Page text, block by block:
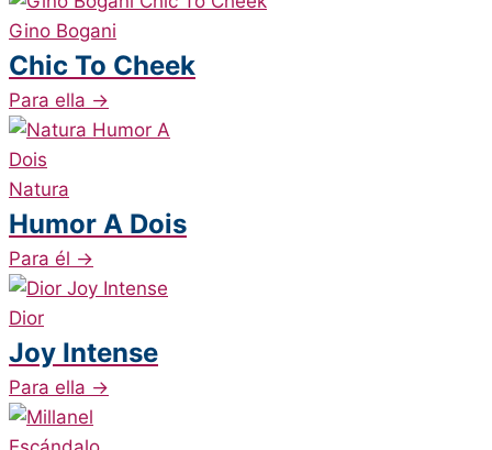
Gino Bogani
Chic To Cheek
Para ella →
Natura
Humor A Dois
Para él →
Dior
Joy Intense
Para ella →